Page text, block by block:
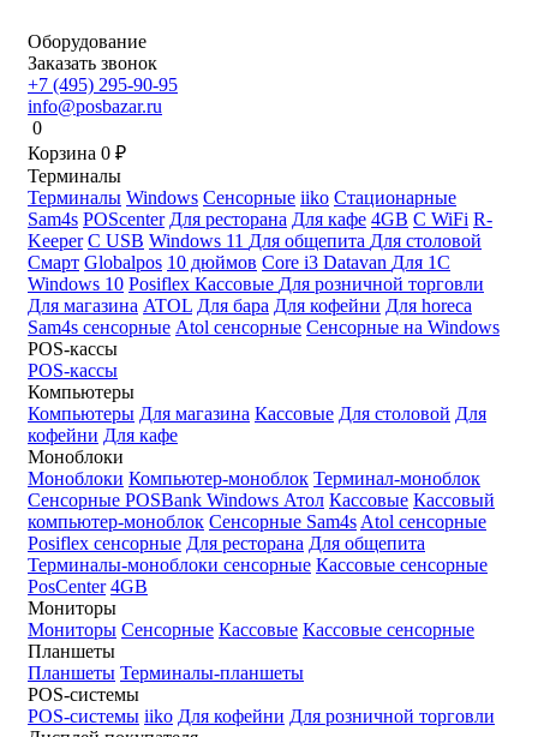
Оборудование
Заказать звонок
+7 (495) 295-90-95
info@posbazar.ru
0
Корзина 0 ₽
Терминалы
Терминалы Windows Сенсорные iiko Стационарные
Sam4s POScenter Для ресторана Для кафе 4GB С WiFi R-
Keeper С USB Windows 11 Для общепита Для столовой
Смарт Globalpos 10 дюймов Core i3 Datavan Для 1С
Windows 10 Posiflex Кассовые Для розничной торговли
Для магазина ATOL Для бара Для кофейни Для horeca
Sam4s сенсорные Atol сенсорные Сенсорные на Windows
POS-кассы
POS-кассы
Компьютеры
Компьютеры Для магазина Кассовые Для столовой Для
кофейни Для кафе
Моноблоки
Моноблоки Компьютер-моноблок Терминал-моноблок
Сенсорные POSBank Windows Атол Кассовые Кассовый
компьютер-моноблок Сенсорные Sam4s Atol сенсорные
Posiflex сенсорные Для ресторана Для общепита
Терминалы-моноблоки сенсорные Кассовые сенсорные
PosCenter 4GB
Мониторы
Мониторы Сенсорные Кассовые Кассовые сенсорные
Планшеты
Планшеты Терминалы-планшеты
POS-системы
POS-системы iiko Для кофейни Для розничной торговли